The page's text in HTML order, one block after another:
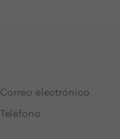
Correo electrónico
Teléfono